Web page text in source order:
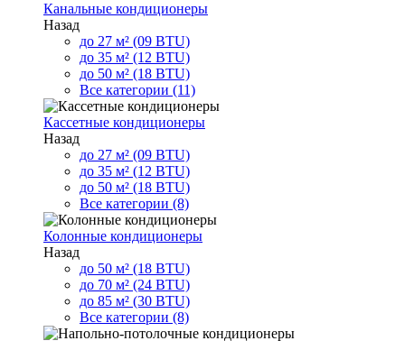
Канальные кондиционеры
Назад
до 27 м² (09 BTU)
до 35 м² (12 BTU)
до 50 м² (18 BTU)
Все категории (11)
Кассетные кондиционеры
Назад
до 27 м² (09 BTU)
до 35 м² (12 BTU)
до 50 м² (18 BTU)
Все категории (8)
Колонные кондиционеры
Назад
до 50 м² (18 BTU)
до 70 м² (24 BTU)
до 85 м² (30 BTU)
Все категории (8)